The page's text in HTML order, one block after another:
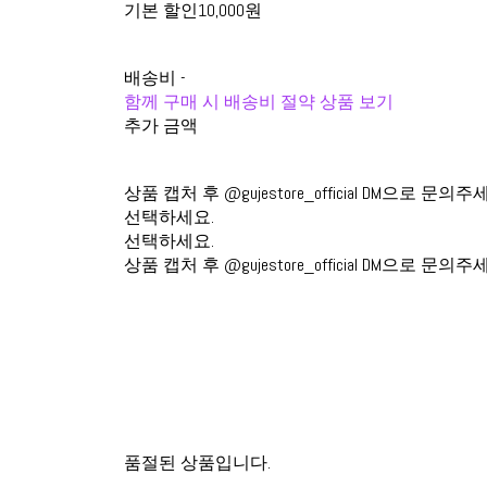
기본 할인10,000원
배송비-
함께 구매 시 배송비 절약 상품 보기
추가 금액
상품 캡처 후 @gujestore_official DM으로 문의주
선택하세요.
선택하세요.
상품 캡처 후 @gujestore_official DM으로 문의주
품절된 상품입니다.